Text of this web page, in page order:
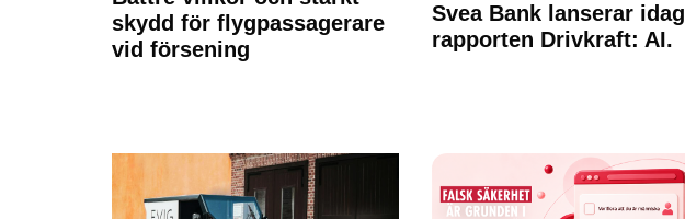
skydd för flygpassagerare
vid försening
Svea Bank lanserar idag
rapporten Drivkraft: AI.